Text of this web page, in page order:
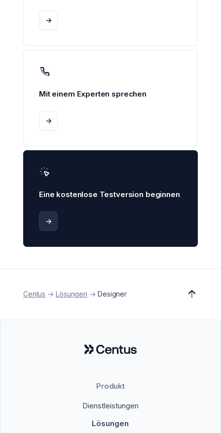
->
Mit einem Experten sprechen
->
Eine kostenlose Testversion beginnen
->
Centus -> Lösungen -> Designer
Produkt
Dienstleistungen
Lösungen